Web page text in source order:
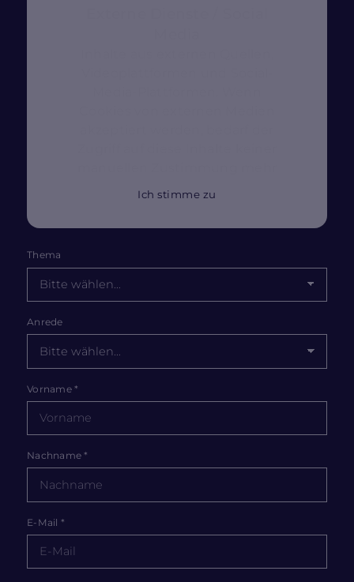
Ich stimme zu
Thema
Anrede
Vorname*
Nachname*
E-Mail *